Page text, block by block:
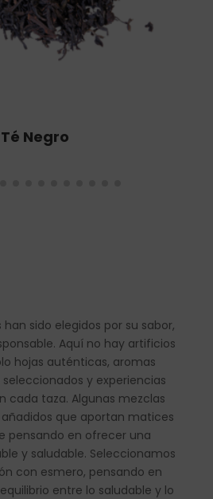
Té Oolong
sido elegidos por su sabor,
Aquí no hay artificios
hojas auténticas, aromas
y experiencias
cada taza. Algunas mezclas
que aportan matices
pensando en ofrecer una
y saludable. Seleccionamos
con esmero, pensando en
entre lo saludable y lo